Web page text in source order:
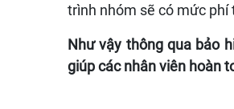
trình nhóm sẽ có mức phí
Như vậy thông qua bảo
giúp các nhân viên hoàn